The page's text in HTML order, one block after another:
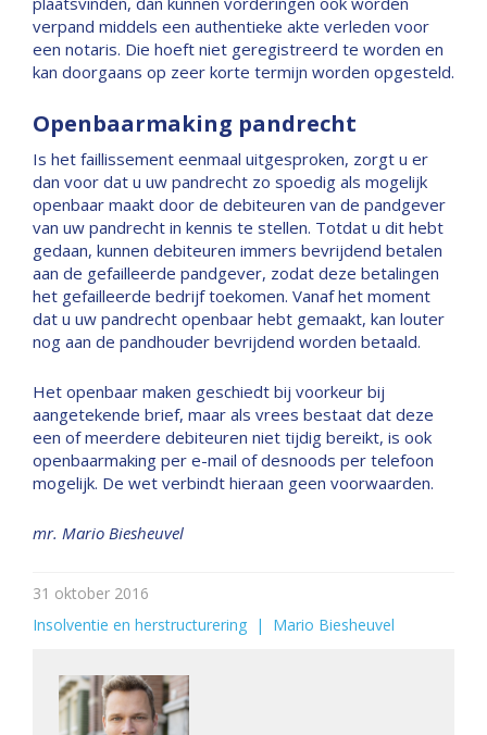
verpand middels een authentieke akte verleden voor
een notaris. Die hoeft niet geregistreerd te worden en
kan doorgaans op zeer korte termijn worden opgesteld.
Openbaarmaking pandrecht
Is het faillissement eenmaal uitgesproken, zorgt u er
dan voor dat u uw pandrecht zo spoedig als mogelijk
openbaar maakt door de debiteuren van de pandgever
van uw pandrecht in kennis te stellen. Totdat u dit hebt
gedaan, kunnen debiteuren immers bevrijdend betalen
aan de gefailleerde pandgever, zodat deze betalingen
het gefailleerde bedrijf toekomen. Vanaf het moment
dat u uw pandrecht openbaar hebt gemaakt, kan louter
nog aan de pandhouder bevrijdend worden betaald.
Het openbaar maken geschiedt bij voorkeur bij
aangetekende brief, maar als vrees bestaat dat deze
een of meerdere debiteuren niet tijdig bereikt, is ook
openbaarmaking per e-mail of desnoods per telefoon
mogelijk. De wet verbindt hieraan geen voorwaarden.
mr. Mario Biesheuvel
31 oktober 2016
Insolventie en herstructurering
  |
Mario Biesheuvel